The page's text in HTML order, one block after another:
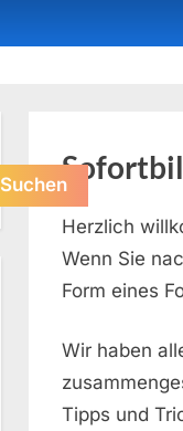
Herzlich
Wenn Sie
Form eines
Wir haben
Tipps und
Suchen